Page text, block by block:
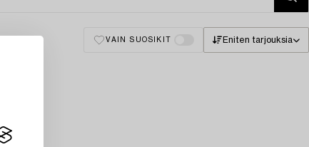
VAIN SUOSIKIT Eniten tarjouksia